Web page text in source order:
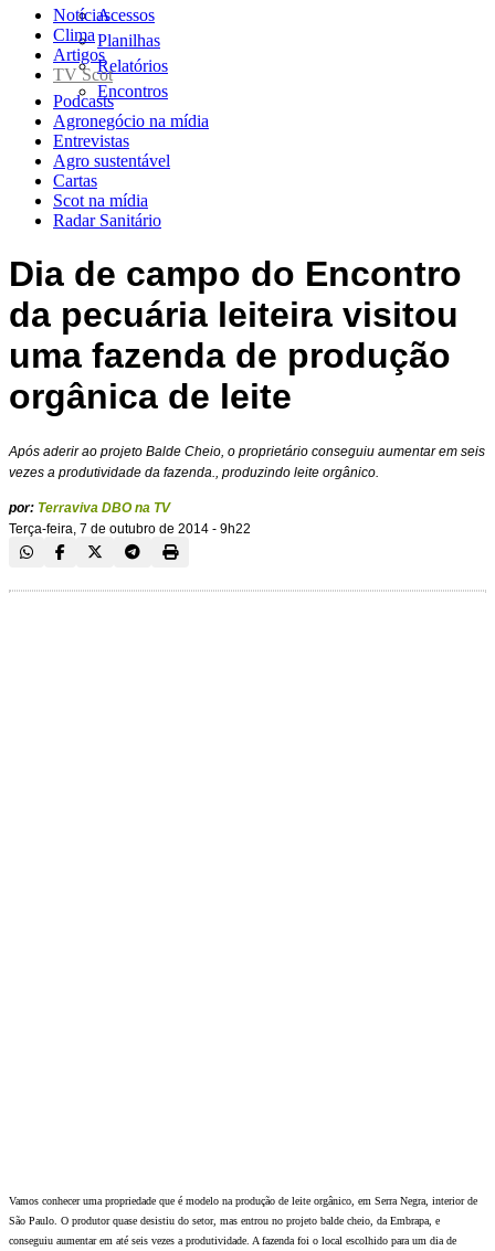
Acessos
Planilhas
Relatórios
Encontros
Notícias
Clima
Artigos
TV Scot
Podcasts
Agronegócio na mídia
Entrevistas
Agro sustentável
Cartas
Scot na mídia
Radar Sanitário
Dia de campo do Encontro
da pecuária leiteira visitou
uma fazenda de produção
orgânica de leite
Após aderir ao projeto Balde Cheio, o proprietário conseguiu aumentar em seis
vezes a produtividade da fazenda., produzindo leite orgânico.
por: Terraviva DBO na TV
Terça-feira, 7 de outubro de 2014 - 9h22
Vamos conhecer uma propriedade que é modelo na produção de leite orgânico, em Serra Negra, interior de
São Paulo. O produtor quase desistiu do setor, mas entrou no projeto balde cheio, da Embrapa, e
conseguiu aumentar em até seis vezes a produtividade. A fazenda foi o local escolhido para um dia de